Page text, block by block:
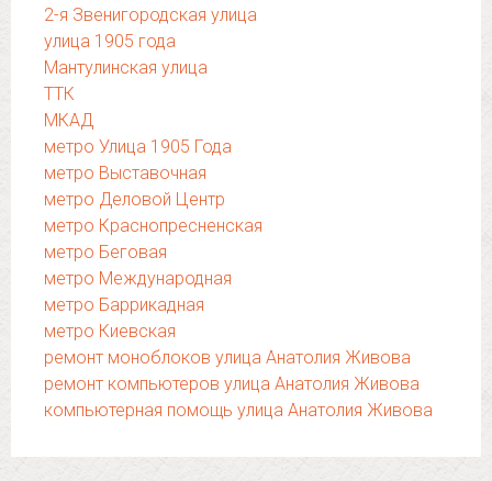
2-я Звенигородская улица
улица 1905 года
Мантулинская улица
ТТК
МКАД
метро Улица 1905 Года
метро Выставочная
метро Деловой Центр
метро Краснопресненская
метро Беговая
метро Международная
метро Баррикадная
метро Киевская
ремонт моноблоков улица Анатолия Живова
ремонт компьютеров улица Анатолия Живова
компьютерная помощь улица Анатолия Живова